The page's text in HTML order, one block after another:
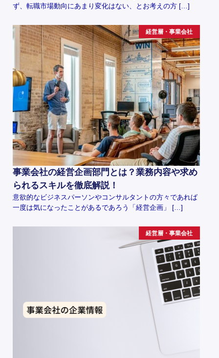
ず、転職市場動向にあまり変化はない、とお考えの方 […]
経営層・事業会社
事業会社の経営企画部門とは？業務内容や求め
られるスキルを徹底解説！
意欲的なビジネスパーソンやコンサルタントの方々であれば
一度は気になったことがあるであろう「経営企画」 […]
経営層・事業会社